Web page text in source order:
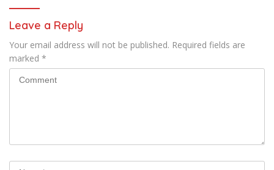
Leave a Reply
Your email address will not be published. Required fields are
marked *